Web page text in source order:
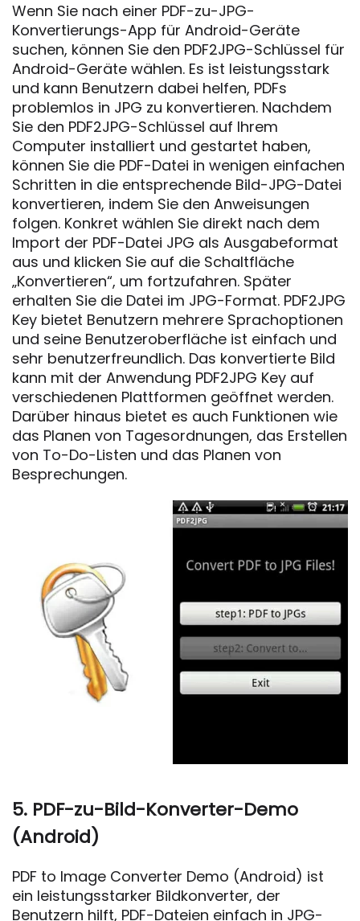
Wenn Sie nach einer PDF-zu-JPG-
Konvertierungs-App für Android-Geräte
suchen, können Sie den PDF2JPG-Schlüssel für
Android-Geräte wählen. Es ist leistungsstark
und kann Benutzern dabei helfen, PDFs
problemlos in JPG zu konvertieren. Nachdem
Sie den PDF2JPG-Schlüssel auf Ihrem
Computer installiert und gestartet haben,
können Sie die PDF-Datei in wenigen einfachen
Schritten in die entsprechende Bild-JPG-Datei
konvertieren, indem Sie den Anweisungen
folgen. Konkret wählen Sie direkt nach dem
Import der PDF-Datei JPG als Ausgabeformat
aus und klicken Sie auf die Schaltfläche
„Konvertieren“, um fortzufahren. Später
erhalten Sie die Datei im JPG-Format. PDF2JPG
Key bietet Benutzern mehrere Sprachoptionen
und seine Benutzeroberfläche ist einfach und
sehr benutzerfreundlich. Das konvertierte Bild
kann mit der Anwendung PDF2JPG Key auf
verschiedenen Plattformen geöffnet werden.
Darüber hinaus bietet es auch Funktionen wie
das Planen von Tagesordnungen, das Erstellen
von To-Do-Listen und das Planen von
Besprechungen.
5. PDF-zu-Bild-Konverter-Demo
(Android)
PDF to Image Converter Demo (Android) ist
ein leistungsstarker Bildkonverter, der
Benutzern hilft, PDF-Dateien einfach in JPG-